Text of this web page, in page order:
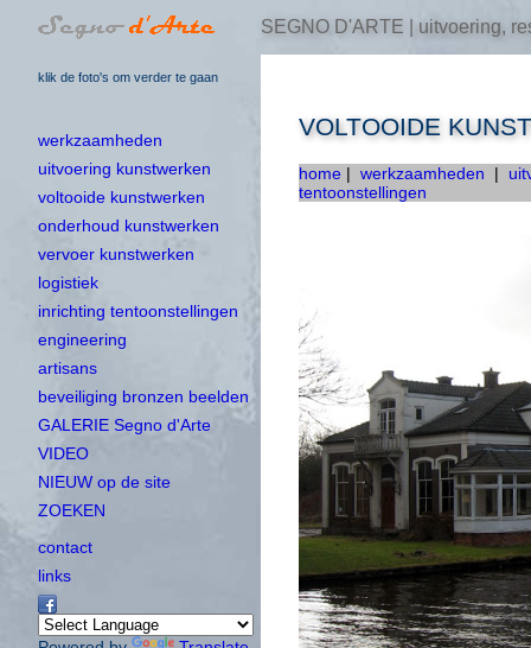
klik de foto's om verder te gaan
SEGNO D'ARTE | uitvoering,
werkzaamheden
uitvoering kunstwerken
voltooide kunstwerken
onderhoud kunstwerken
vervoer kunstwerken
logistiek
inrichting tentoonstellingen
engineering
artisans
beveiliging bronzen beelden
GALERIE Segno d'Arte
VIDEO
NIEUW op de site
ZOEKEN
contact
links
VOLTOOIDE
home | werkzaamheden |
tentoonstellingen